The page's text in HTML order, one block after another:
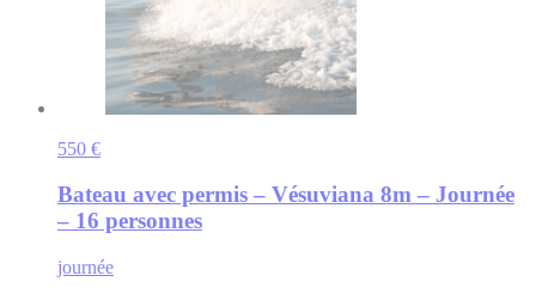
550 €
Bateau avec permis – Vésuviana 8m – Journée
– 16 personnes
journée